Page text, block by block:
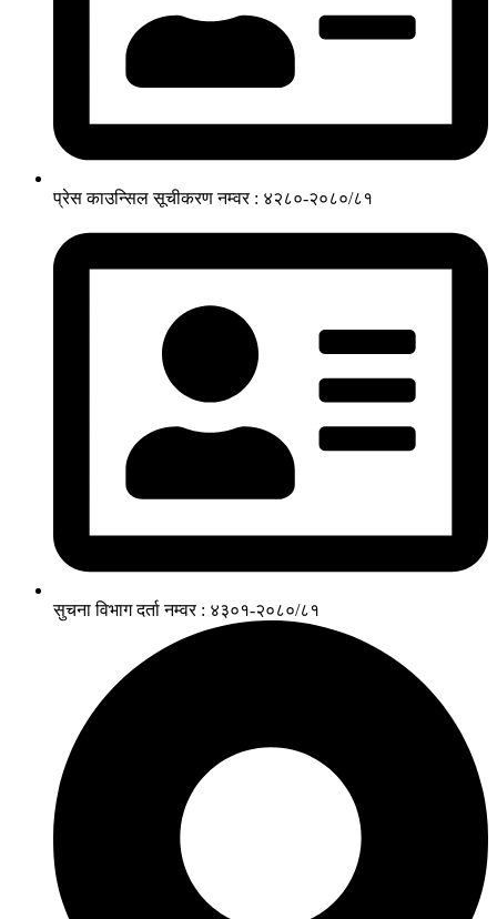
प्रेस काउन्सिल सूचीकरण नम्वर : ४२८०-२०८०/८१
सुचना विभाग दर्ता नम्वर : ४३०१-२०८०/८१